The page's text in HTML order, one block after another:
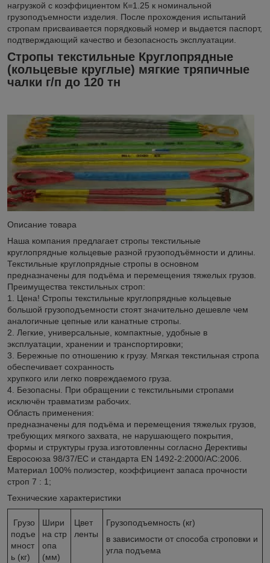
нагрузкой с коэффициентом К=1.25 к номинальной
грузоподъемности изделия. После прохождения испытаний
стропам присваивается порядковый номер и выдается паспорт,
подтверждающий качество и безопасность эксплуатации.
Стропы текстильные Круглопрядные
(кольцевые круглые) мягкие тряпичные
чалки г/п до 120 тн
Описание товара
Наша компания предлагает стропы текстильные
круглопрядные кольцевые разной грузоподъёмности и длины.
Текстильные круглопрядные стропы в основном
предназначены для подъёма и перемещения тяжелых грузов.
Преимущества текстильных строп:
1. Цена! Стропы текстильные круглопрядные кольцевые
большой грузоподъемности стоят значительно дешевле чем
аналогичные цепные или канатные стропы.
2. Легкие, универсальные, компактные, удобные в
эксплуатации, хранении и транспортировки;
3. Бережные по отношению к грузу. Мягкая текстильная стропа
обеспечивает сохранность
хрупкого или легко повреждаемого груза.
4. Безопасны. При обращении с текстильными стропами
исключён травматизм рабочих.
Область применения:
предназначены для подъёма и перемещения тяжелых грузов,
требующих мягкого захвата, не нарушающего покрытия,
формы и структуры груза.изготовленны согласно Дерективы
Евросоюза 98/37/EC и стандарта EN 1492-2:2000/AC:2006.
Материал 100% полиэстер, коэффициент запаса прочности
строп 7 : 1;
Технические характеристики
Грузо
подъе
мност
ь (кг)
Шири
на стр
опа
(мм)
Цвет
ленты
Грузоподъемность (кг)
в зависимости от способа строповки и
угла подъема